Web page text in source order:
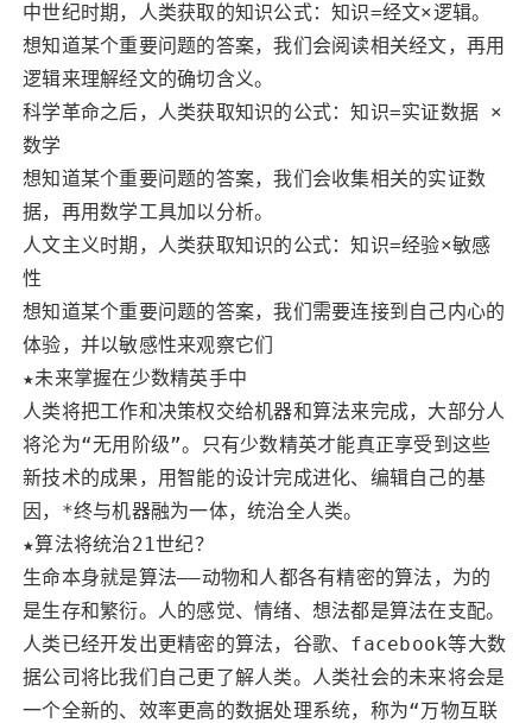
中世纪时期，人类获取的知识公式：知识=经文×逻辑。
想知道某个重要问题的答案，我们会阅读相关经文，再用
逻辑来理解经文的确切含义。
科学革命之后，人类获取知识的公式：知识=实证数据 ×
数学
想知道某个重要问题的答案，我们会收集相关的实证数
据，再用数学工具加以分析。
人文主义时期，人类获取知识的公式：知识=经验×敏感
性
想知道某个重要问题的答案，我们需要连接到自己内心的
体验，并以敏感性来观察它们
★未来掌握在少数精英手中
人类将把工作和决策权交给机器和算法来完成，大部分人
将沦为“无用阶级”。只有少数精英才能真正享受到这些
新技术的成果，用智能的设计完成进化、编辑自己的基
因，*终与机器融为一体，统治全人类。
★算法将统治21世纪？
生命本身就是算法——动物和人都各有精密的算法，为的
是生存和繁衍。人的感觉、情绪、想法都是算法在支配。
人类已经开发出更精密的算法，谷歌、facebook等大数
据公司将比我们自己更了解人类。人类社会的未来将会是
一个全新的、效率更高的数据处理系统，称为“万物互联